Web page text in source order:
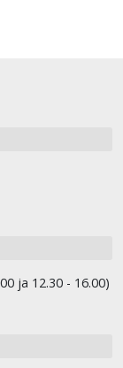
ja 12.30 - 16.00)